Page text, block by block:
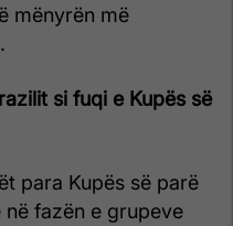
mënyrën më
si fuqi e Kupës së
para Kupës së parë
fazën e grupeve